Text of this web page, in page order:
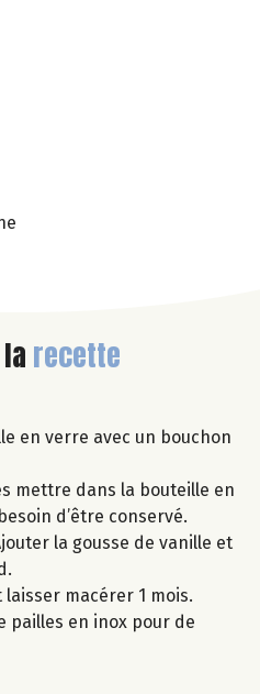
recette
en verre avec un bouchon
mettre dans la bouteille en
d’être conservé.
la gousse de vanille et
macérer 1 mois.
pailles en inox pour de